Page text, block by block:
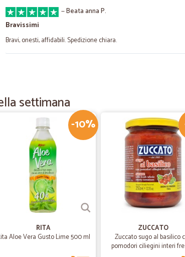
—Beata anna P.
Bravissimi
Bravi, onesti, affidabili. Spedizione chiara.
Mi sono trovata bene, prodotti buoni, consegna puntuale.
hanno stupita per la qualità I prezzi sono nella media, ma
di tanti altri supermercati famosi. Lo consiglio
Negozio davvero ottimo e affidabile
Negozio davvero ottimo e affidabile. Acquistati dei prodotti e
Nulla da dire di negativo
Nulla da dire di negativo. Velocità e precisione. Quanto promesso
settimana
-10%
RITA
Aloe Vera Gusto Lime 500 ml
ZUCCATO
Zuccato sugo al basilico
pomodori ciliegini interi